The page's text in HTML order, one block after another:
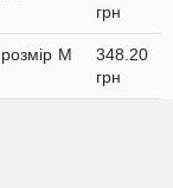
грн
M
348.20
грн